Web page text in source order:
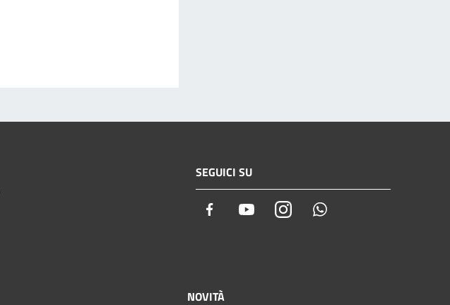
SEGUICI SU
Facebook YoutubeInstagram
NOVITÀ